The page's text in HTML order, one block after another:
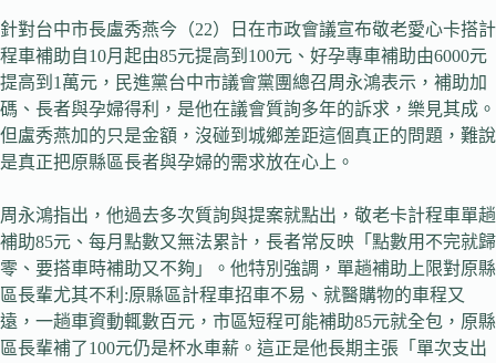
針對台中市長盧秀燕今（22）日在市政會議宣布敬老愛心卡搭計
程車補助自10月起由85元提高到100元、好孕專車補助由6000元
提高到1萬元，民進黨台中市議會黨團總召周永鴻表示，補助加
碼、長者與孕婦得利，是他在議會質詢多年的訴求，樂見其成。
但盧秀燕加的只是金額，沒碰到城鄉差距這個真正的問題，難說
是真正把原縣區長者與孕婦的需求放在心上。
周永鴻指出，他過去多次質詢與提案就點出，敬老卡計程車單趟
補助85元、每月點數又無法累計，長者常反映「點數用不完就歸
零、要搭車時補助又不夠」。他特別強調，單趟補助上限對原縣
區長輩尤其不利:原縣區計程車招車不易、就醫購物的車程又
遠，一趟車資動輒數百元，市區短程可能補助85元就全包，原縣
區長輩補了100元仍是杯水車薪。這正是他長期主張「單次支出